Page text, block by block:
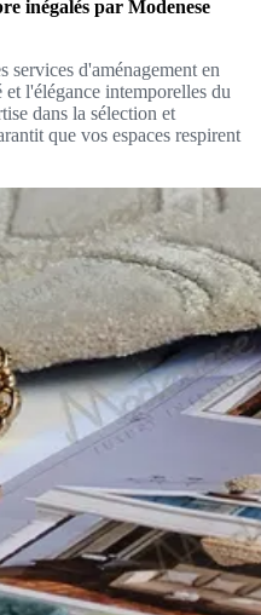
inégalés par Modenese
d'aménagement en
l'élégance intemporelles du
dans la sélection et
que vos espaces respirent